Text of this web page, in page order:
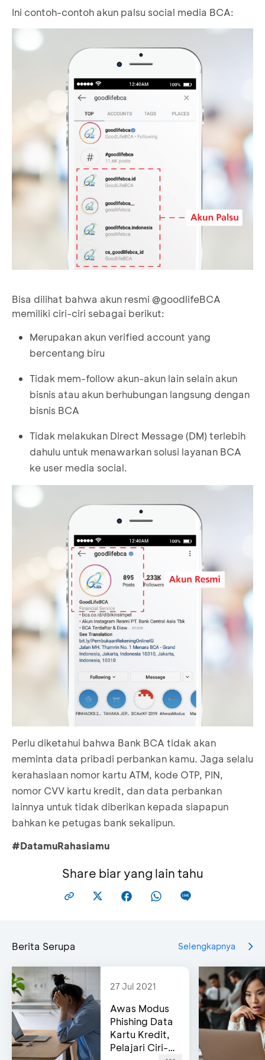
Ini contoh-contoh akun palsu social media BCA:
Bisa dilihat bahwa akun resmi @goodlifeBCA
memiliki ciri-ciri sebagai berikut:
Merupakan akun verified account yang
bercentang biru
Tidak mem-follow akun-akun lain selain akun
bisnis atau akun berhubungan langsung dengan
bisnis BCA
Tidak melakukan Direct Message (DM) terlebih
dahulu untuk menawarkan solusi layanan BCA
ke user media social.
Perlu diketahui bahwa Bank BCA tidak akan
meminta data pribadi perbankan kamu. Jaga selalu
kerahasiaan nomor kartu ATM, kode OTP, PIN,
nomor CVV kartu kredit, dan data perbankan
lainnya untuk tidak diberikan kepada siapapun
bahkan ke petugas bank sekalipun.
#DatamuRahasiamu
Share biar yang lain tahu
Berita Serupa Selengkapnya
27 Jul 2021
Awas Modus
Phishing Data
Kartu Kredit,
Pelajari Ciri-